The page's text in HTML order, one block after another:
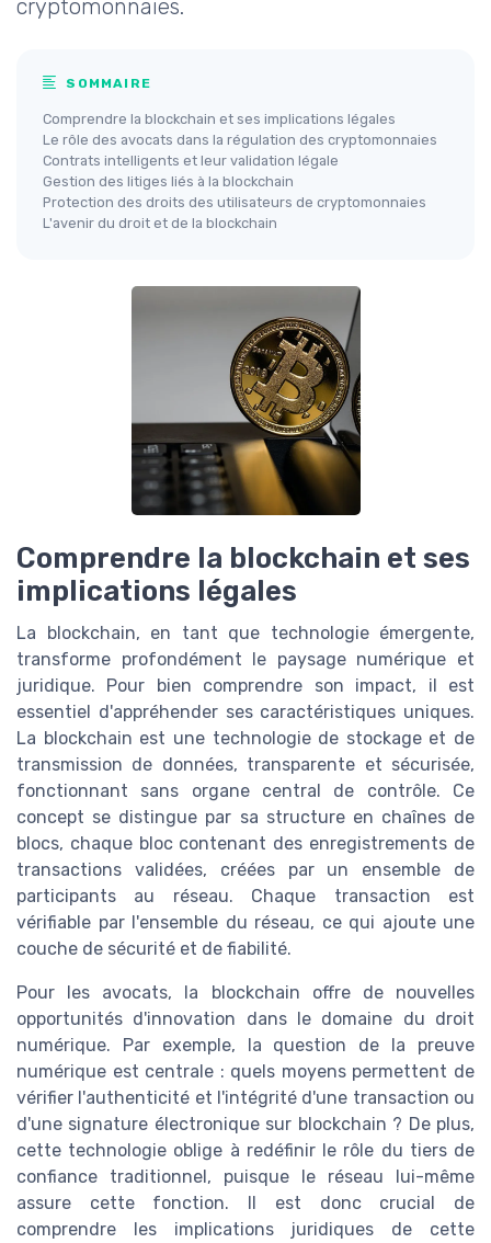
cryptomonnaies.
SOMMAIRE
Comprendre la blockchain et ses implications légales
Le rôle des avocats dans la régulation des cryptomonnaies
Contrats intelligents et leur validation légale
Gestion des litiges liés à la blockchain
Protection des droits des utilisateurs de cryptomonnaies
L'avenir du droit et de la blockchain
Comprendre la blockchain et ses
implications légales
La blockchain, en tant que technologie émergente,
transforme profondément le paysage numérique et
juridique. Pour bien comprendre son impact, il est
essentiel d'appréhender ses caractéristiques uniques.
La blockchain est une technologie de stockage et de
transmission de données, transparente et sécurisée,
fonctionnant sans organe central de contrôle. Ce
concept se distingue par sa structure en chaînes de
blocs, chaque bloc contenant des enregistrements de
transactions validées, créées par un ensemble de
participants au réseau. Chaque transaction est
vérifiable par l'ensemble du réseau, ce qui ajoute une
couche de sécurité et de fiabilité.
Pour les avocats, la blockchain offre de nouvelles
opportunités d'innovation dans le domaine du droit
numérique. Par exemple, la question de la preuve
numérique est centrale : quels moyens permettent de
vérifier l'authenticité et l'intégrité d'une transaction ou
d'une signature électronique sur blockchain ? De plus,
cette technologie oblige à redéfinir le rôle du tiers de
confiance traditionnel, puisque le réseau lui-même
assure cette fonction. Il est donc crucial de
comprendre les implications juridiques de cette